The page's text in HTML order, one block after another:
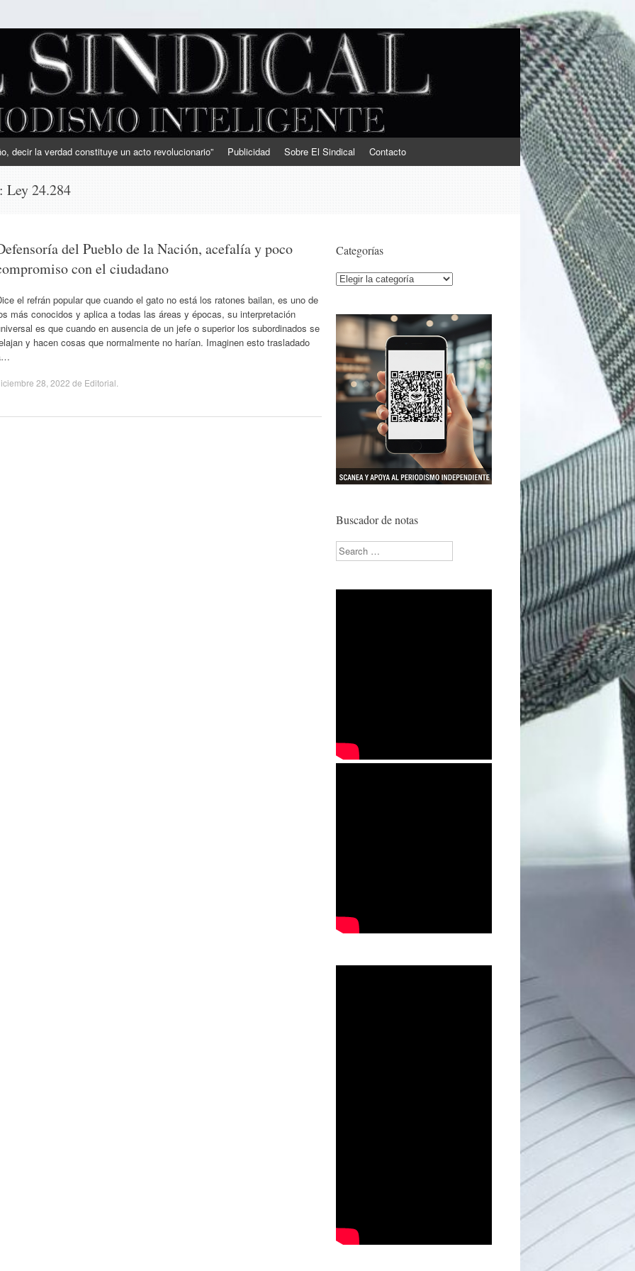
decir la verdad constituye un acto revolucionario” Publicidad Sobre El Sindical Contacto
Ley 24.284
del Pueblo de la Nación, acefalía y poco
con el ciudadano
el refrán popular que cuando el gato no está los ratones bailan, es uno de
más conocidos y aplica a todas las áreas y épocas, su interpretación
es que cuando en ausencia de un jefe o superior los subordinados se
y hacen cosas que normalmente no harían. Imaginen esto trasladado
28, 2022 de Editorial
Categorías
Categorías
Buscador de notas
Search